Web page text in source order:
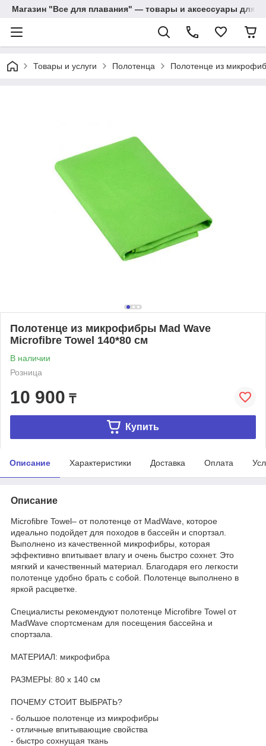
Магазин "Все для плавания" — товары и аксессуары для
Товары и услуги Полотенца Полотенце из
Полотенце из микрофибры Mad Wave
Microfibre Towel 140*80 см
В наличии
Розница
10 900 ₸
Купить
Описание Характеристики Доставка Оплата
Описание
Microfibre Towel– от полотенце от MadWave, которое
идеально подойдет для походов в бассейн и спортзал.
Выполнено из качественной микрофибры, которая
эффективно впитывает влагу и очень быстро сохнет. Это
мягкий и качественный материал. Благодаря его легкости
полотенце удобно брать с собой. Полотенце выполнено в
яркой расцветке.
Специалисты рекомендуют полотенце Microfibre Towel от
MadWave спортсменам для посещения бассейна и
спортзала.
МАТЕРИАЛ: микрофибра
РАЗМЕРЫ: 80 х 140 см
ПОЧЕМУ СТОИТ ВЫБРАТЬ?
- большое полотенце из микрофибры
- отличные впитывающие свойства
- быстро сохнущая ткань